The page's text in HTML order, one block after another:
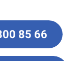
85 66